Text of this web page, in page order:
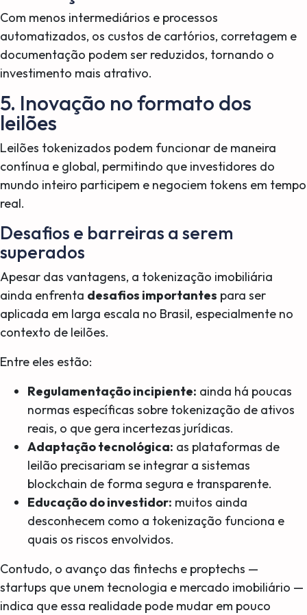
Com menos intermediários e processos
automatizados, os custos de cartórios, corretagem e
documentação podem ser reduzidos, tornando o
investimento mais atrativo.
5. Inovação no formato dos
leilões
Leilões tokenizados podem funcionar de maneira
contínua e global, permitindo que investidores do
mundo inteiro participem e negociem tokens em tempo
real.
Desafios e barreiras a serem
superados
Apesar das vantagens, a tokenização imobiliária
ainda enfrenta desafios importantes para ser
aplicada em larga escala no Brasil, especialmente no
contexto de leilões.
Entre eles estão:
Regulamentação incipiente: ainda há poucas
normas específicas sobre tokenização de ativos
reais, o que gera incertezas jurídicas.
Adaptação tecnológica: as plataformas de
leilão precisariam se integrar a sistemas
blockchain de forma segura e transparente.
Educação do investidor: muitos ainda
desconhecem como a tokenização funciona e
quais os riscos envolvidos.
Contudo, o avanço das fintechs e proptechs —
startups que unem tecnologia e mercado imobiliário —
indica que essa realidade pode mudar em pouco